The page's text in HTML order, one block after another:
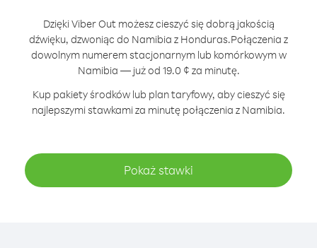
Dzięki Viber Out możesz cieszyć się dobrą jakością
dźwięku, dzwoniąc do Namibia z Honduras.Połączenia z
dowolnym numerem stacjonarnym lub komórkowym w
Namibia — już od 19.0 ¢ za minutę.
Kup pakiety środków lub plan taryfowy, aby cieszyć się
najlepszymi stawkami za minutę połączenia z Namibia.
Pokaż stawki